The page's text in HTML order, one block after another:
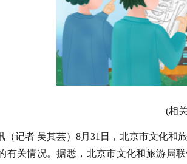
(相
（记者 吴其芸）8月31日，北京市文化和
有关情况。据悉，北京市文化和旅游局